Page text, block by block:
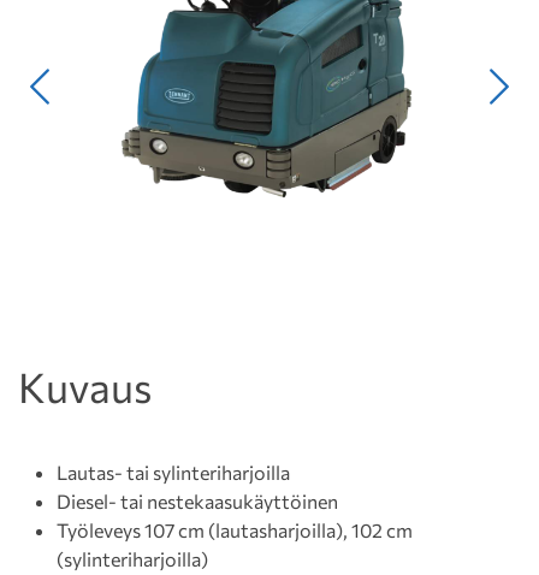
Edellinen
Kuvaus
Lautas- tai sylinteriharjoilla
Diesel- tai nestekaasukäyttöinen
Työleveys 107 cm (lautasharjoilla), 102 cm
(sylinteriharjoilla)